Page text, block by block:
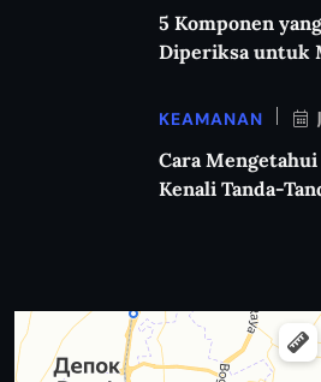
5 Komponen
Diperiksa untuk
KEAMANAN
Cara Mengetahui
Kenali Tanda-